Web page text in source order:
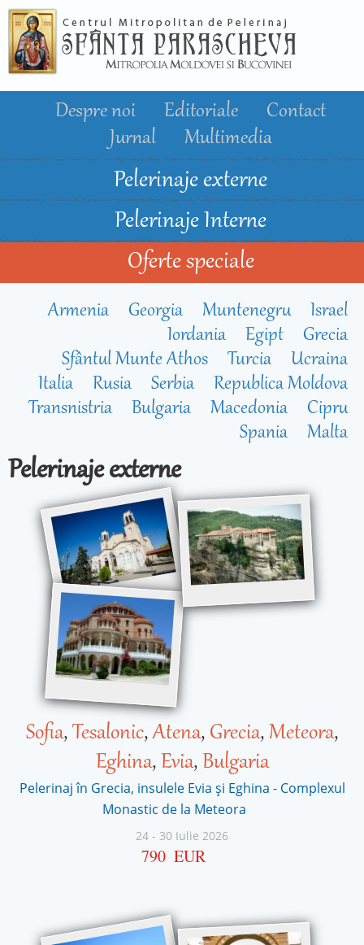
conţinutul
principal
Despre noi Editoriale
Contact
Jurnal
Multimedia
Pelerinaje externe
Pelerinaje Interne
Oferte speciale
Armenia Georgia Muntenegru
Israel
Iordania
Egipt
Grecia
Sfântul Munte Athos
Turcia
Ucraina
Italia
Rusia Serbia
Republica Moldova
Transnistria
Bulgaria Macedonia
Cipru
Spania
Malta
Pelerinaje externe
Sofia,Tesalonic,Atena, Grecia,Meteora,
Eghina,Evia,Bulgaria
Pelerinaj în Grecia, insulele Evia și Eghina - Complexul
Monastic de la Meteora
24 - 30 Iulie 2026
790 EUR